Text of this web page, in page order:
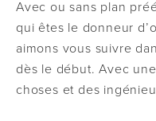
Avec ou sans plan
qui êtes le donneur
aimons vous suivre
dès le début. Avec
choses et des